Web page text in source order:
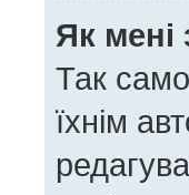
Як мені
Так
їхнім